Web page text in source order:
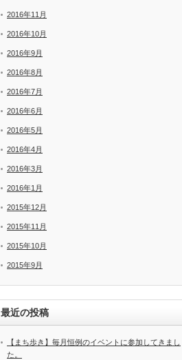
2016年11月
2016年10月
2016年9月
2016年8月
2016年7月
2016年6月
2016年5月
2016年4月
2016年3月
2016年1月
2015年12月
2015年11月
2015年10月
2015年9月
最近の投稿
【まち歩き】毎月恒例のイベントに参加してきまし
た。